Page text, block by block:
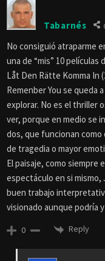
Tabarnés
No consiguió atraparme
una de “mis” 10
Låt Den Rätte Komma In
Remenber You se queda
explorar. No es el thriller
ver, porque en medio se
dos, que funcionan
de tragedia o mayor
El paisaje, como siempre
espectáculo en si mismo,
buen trabajo
visionado aunque podría
0 Reply